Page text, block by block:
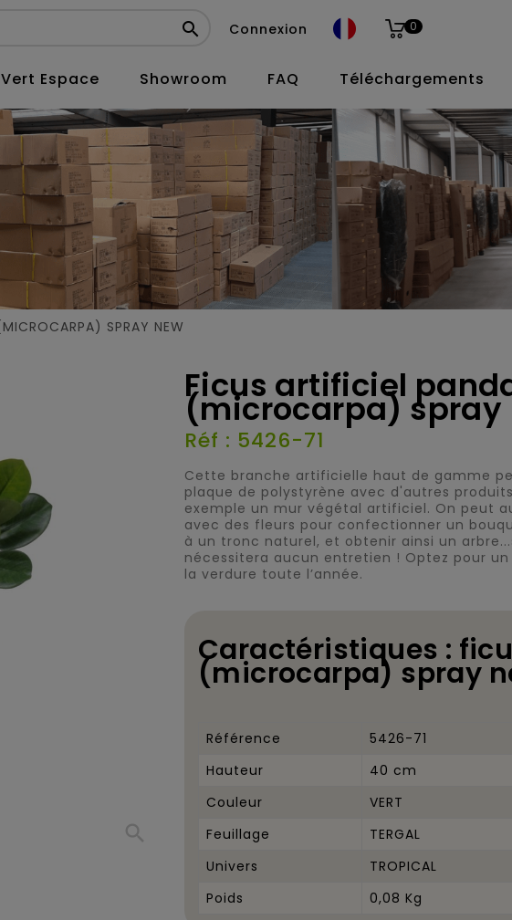
 Connexion 0
Vert Espace Showroom FAQ Téléchargements
SPRAY NEW
search
Ficus artificiel
(microcarpa) spray
Réf : 5426-71
Cette branche artificielle haut de gamme
plaque de polystyrène avec d'autres
exemple un mur végétal artificiel. On peut
avec des fleurs pour confectionner un
à un tronc naturel, et obtenir ainsi un
nécessitera aucun entretien ! Optez pour
la verdure toute l’année.
Caractéristiques :
(microcarpa) spray
Référence
5426-71
Hauteur
40 cm
Couleur
VERT
Feuillage
TERGAL
Univers
TROPICAL
Poids
0,08 Kg